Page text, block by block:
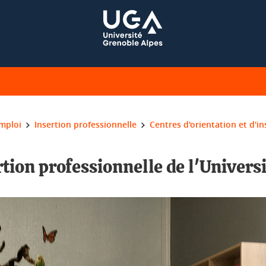
Insertion professionnelle Centres d'orientation et
professionnelle de